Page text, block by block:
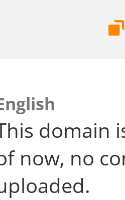
domain
now, no